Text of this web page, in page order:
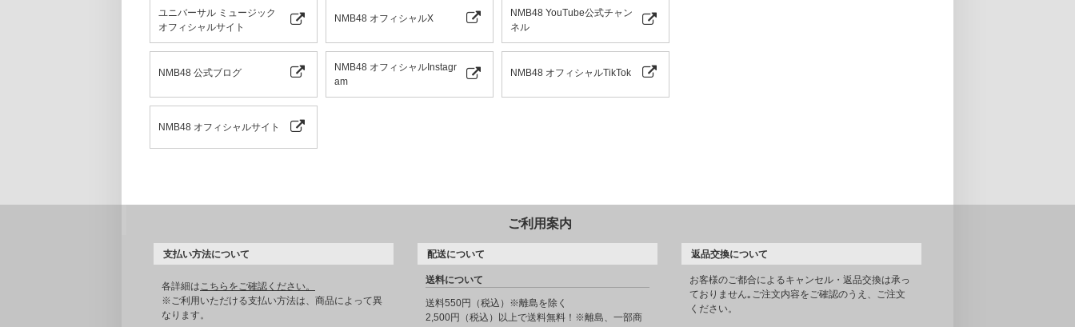
ユニバーサル ミュージック
オフィシャルサイト
NMB48 オフィシャルX
NMB48 YouTube公式チャン
ネル
NMB48 公式ブログ
NMB48 オフィシャルInstagr
am
NMB48 オフィシャルTikTok
NMB48 オフィシャルサイト
ご利用案内
支払い方法について
各詳細はこちらをご確認ください。
※ご利用いただける支払い方法は、商品によって異
なります。
配送について
送料について
送料550円（税込）※離島を除く
2,500円（税込）以上で送料無料！※離島、一部商
返品交換について
お客様のご都合によるキャンセル・返品交換は承っ
ておりません｡ご注文内容をご確認のうえ、ご注文
ください。